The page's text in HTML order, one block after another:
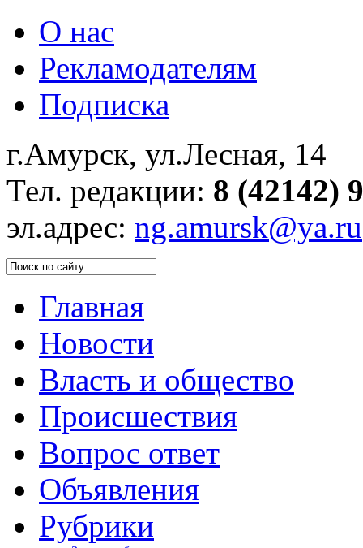
О нас
Рекламодателям
Подписка
г.Амурск, ул.Лесная, 14
Тел. редакции: 8 (42142)
эл.адрес: ng.amursk@ya.ru
Главная
Новости
Власть и общество
Происшествия
Вопрос ответ
Объявления
Рубрики